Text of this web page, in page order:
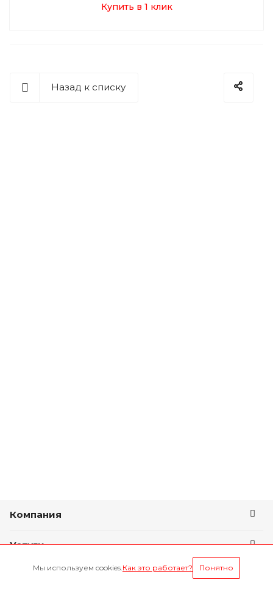
Купить в 1 клик
Назад к списку
Компания
Услуги
Условия оплаты
Мы используем cookies.Как это работает? Понятно